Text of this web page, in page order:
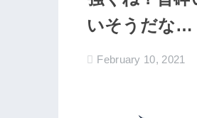
いそうだな…
February 10, 2021